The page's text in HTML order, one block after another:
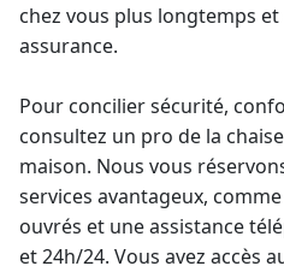
chez vous plus longtemps
assurance.
Pour concilier sécurité,
consultez un pro de la
maison. Nous vous
services avantageux,
ouvrés et une assistance
et 24h/24. Vous avez accès